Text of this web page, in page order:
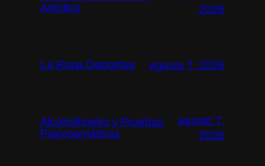
Artística
2026
La Ropa Deportiva agosto 7, 2026
Alcoholímetro y Pruebas
Psicosomáticas
agosto 7,
2026